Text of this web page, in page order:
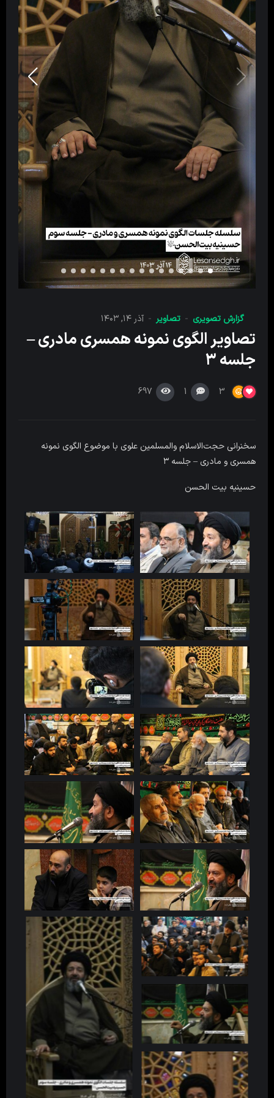
گزارش تصویری تصاویر آذر ۱۴, ۱۴۰۳
تصاویر الگوی نمونه همسری مادری –
جلسه ۳
3
1
697
سخنرانی حجت‌الاسلام والمسلمین علوی با موضوع الگوی نمونه
همسری و مادری – جلسه ۳
حسینیه بیت الحسن